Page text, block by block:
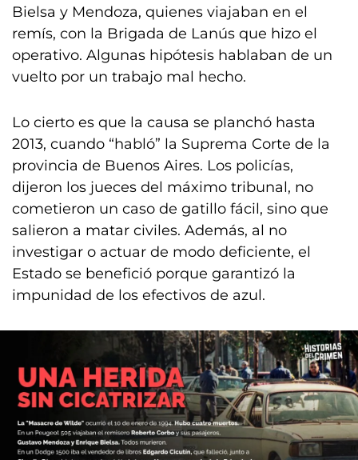
Bielsa y Mendoza, quienes viajaban en el
remís, con la Brigada de Lanús que hizo el
operativo. Algunas hipótesis hablaban de un
vuelto por un trabajo mal hecho.
Lo cierto es que la causa se planchó hasta
2013, cuando “habló” la Suprema Corte de la
provincia de Buenos Aires. Los policías,
dijeron los jueces del máximo tribunal, no
cometieron un caso de gatillo fácil, sino que
salieron a matar civiles. Además, al no
investigar o actuar de modo deficiente, el
Estado se benefició porque garantizó la
impunidad de los efectivos de azul.